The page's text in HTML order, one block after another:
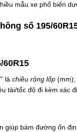
mẫu xe phổ biến
số 195/
là chiều rộng lốp (mm);
tải/tốc độ đi kèm xác
giúp bám đường ổn